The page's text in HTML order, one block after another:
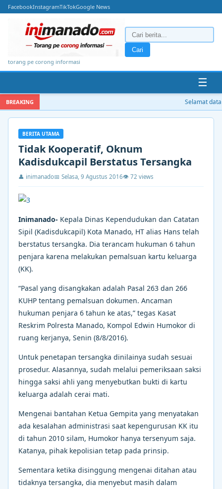
FacebookInstagramTikTokGoogle News
torang pe corong informasi
Cari
☰
BREAKING Selamat
BERITA UTAMA
Tidak Kooperatif, Oknum
Kadisdukcapil Berstatus Tersangka
👤 inimanado📅 Selasa, 9 Agustus 2016👁 72 views
Inimanado- Kepala Dinas Kependudukan dan Catatan
Sipil (Kadisdukcapil) Kota Manado, HT alias Hans telah
berstatus tersangka. Dia terancam hukuman 6 tahun
penjara karena melakukan pemalsuan kartu keluarga
(KK).
“Pasal yang disangkakan adalah Pasal 263 dan 266
KUHP tentang pemalsuan dokumen. Ancaman
hukuman penjara 6 tahun ke atas,” tegas Kasat
Reskrim Polresta Manado, Kompol Edwin Humokor di
ruang kerjanya, Senin (8/8/2016).
Untuk penetapan tersangka dinilainya sudah sesuai
prosedur. Alasannya, sudah melalui pemeriksaan saksi
hingga saksi ahli yang menyebutkan bukti di kartu
keluarga adalah cerai mati.
Mengenai bantahan Ketua Gempita yang menyatakan
ada kesalahan administrasi saat kepengurusan KK itu
di tahun 2010 silam, Humokor hanya tersenyum saja.
Katanya, pihak kepolisian tetap pada prinsip.
Sementara ketika disinggung mengenai ditahan atau
tidaknya tersangka, dia menyebut masih dalam